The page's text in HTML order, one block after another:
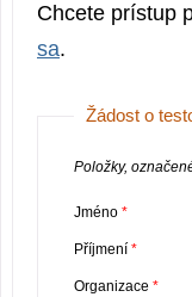
Chcete prístup
sa.
Žádost o
Položky,
Jméno
Příjmení
Organizace